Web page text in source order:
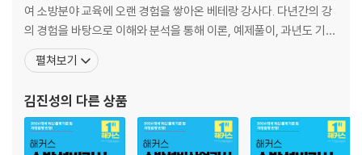
제2장 화재의 예방 및 안전관리 기본계획의 수립·시행
제3장 화재안전조사
제4장 화재의 예방조치 등
제5장 소방대상물의 소방안전관리
제7장 보칙
제8장 벌칙
여 소방분야 교육에 오랜 경험을 쌓아온 베테랑 강사다. 다년간의 강
의 경험을 바탕으로 이해와 분석을 통해 이론, 예제풀이, 과년도 기출
문제 학습까지 체계적인 커리큘럼을 제공한다. 수험생들이 암기 비중
이 많아 어렵다고 느끼는 법령 과목에서도 그림을 통한 디테일한 설
펼쳐보기
김진성의 다른 상품